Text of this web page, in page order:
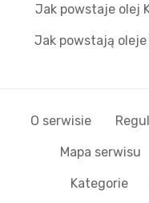
Jak powstaje olej
Jak powstają oleje
O serwisie
Mapa serwisu
Kategorie